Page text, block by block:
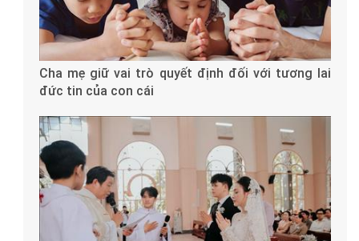
Cha mẹ giữ vai trò quyết định đối với tương lai
đức tin của con cái